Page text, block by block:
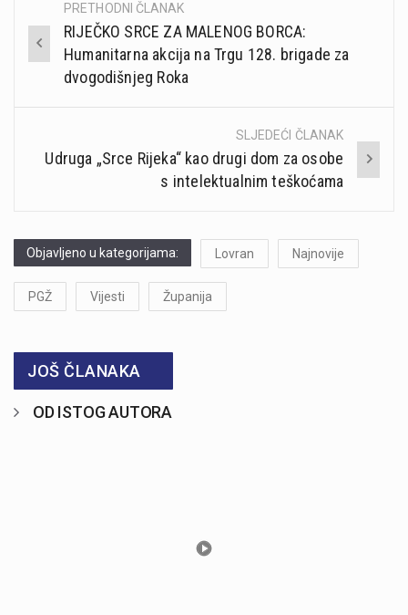
Post
navigation
PRETHODNI ČLANAK
RIJEČKO SRCE ZA MALENOG BORCA:
Humanitarna akcija na Trgu 128. brigade za
dvogodišnjeg Roka
SLJEDEĆI ČLANAK
Udruga „Srce Rijeka“ kao drugi dom za osobe
s intelektualnim teškoćama
Objavljeno u kategorijama: Lovran Najnovije
PGŽ Vijesti Županija
JOŠ ČLANAKA
OD ISTOG AUTORA